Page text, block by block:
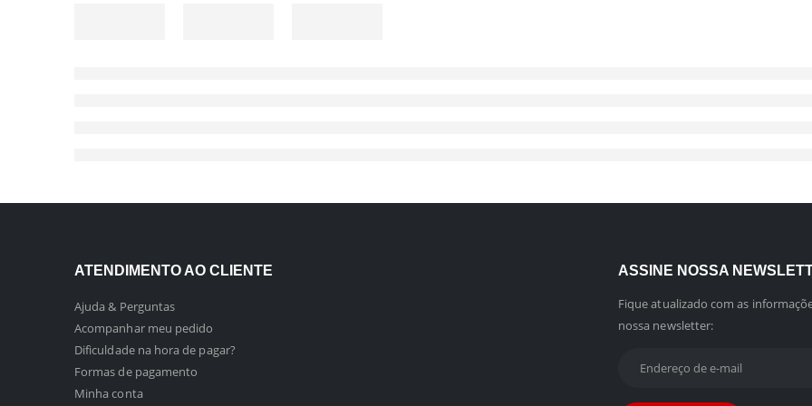
ATENDIMENTO AO CLIENTE
Ajuda & Perguntas
Acompanhar meu pedido
Dificuldade na hora de pagar?
Formas de pagamento
Minha conta
ASSINE NOSSA
Fique atualizado com as
nossa newsletter: